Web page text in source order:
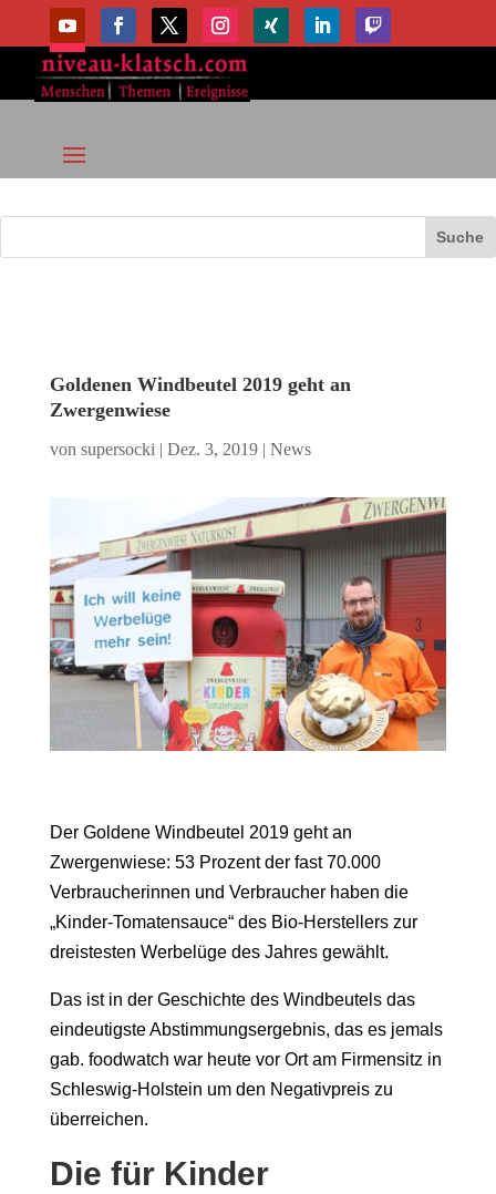
Goldenen Windbeutel 2019 geht an
Zwergenwiese
von supersocki | Dez. 3, 2019| News
Der Goldene Windbeutel 2019 geht an
Zwergenwiese: 53 Prozent der fast 70.000
Verbraucherinnen und Verbraucher haben die
„Kinder-Tomatensauce“ des Bio-Herstellers zur
dreistesten Werbelüge des Jahres gewählt.
Das ist in der Geschichte des Windbeutels das
eindeutigste Abstimmungsergebnis, das es jemals
gab. foodwatch war heute vor Ort am Firmensitz in
Schleswig-Holstein um den Negativpreis zu
überreichen.
Die für Kinder